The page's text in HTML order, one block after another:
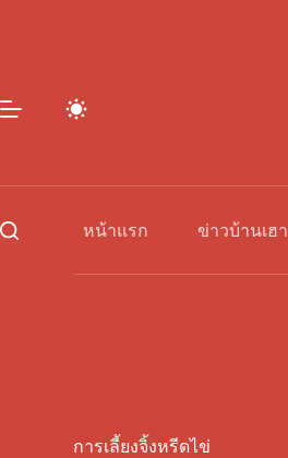
หน้าแรก ข่าวบ้านเฮา
การเลี้ยงจิ้งหรีดไข่